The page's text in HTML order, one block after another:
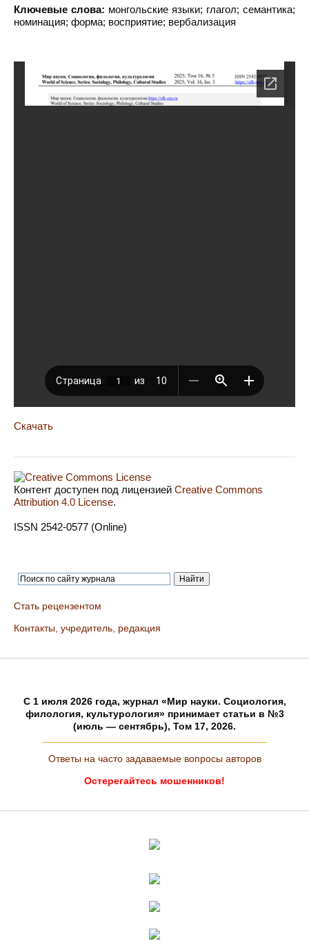
Ключевые слова: монгольские языки; глагол; семантика;
номинация; форма; восприятие; вербализация
Скачать
Контент доступен под лицензией Creative Commons
Attribution 4.0 License.
ISSN 2542-0577 (Online)
Стать рецензентом
Контакты, учредитель, редакция
C 1 июля 2026 года, журнал «Мир науки. Социология,
филология, культурология» принимает статьи в №3
(июль — сентябрь), Том 17, 2026.
Ответы на часто задаваемые вопросы авторов
Остерегайтесь мошенников!